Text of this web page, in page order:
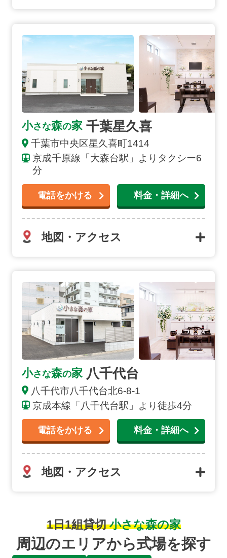
小さな森の家 千葉星久喜
千葉市中央区星久喜町1414
京成千原線「大森台駅」よりタクシー6
分
電話をかける 料金・詳細へ
地図・アクセス
小さな森の家 八千代台
八千代市八千代台北6-8-1
京成本線「八千代台駅」より徒歩4分
電話をかける 料金・詳細へ
地図・アクセス
1日1組貸切小さな森の家
周辺のエリアから式場を探す